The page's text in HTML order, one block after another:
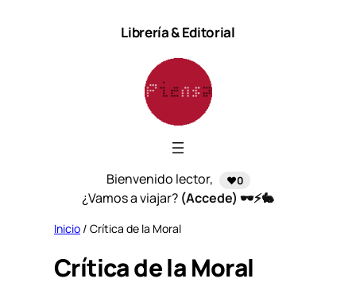
Librería & Editorial
Bienvenido lector, ❤️0
¿Vamos a viajar? (Accede) 🕶️⚡🐇
Inicio / Crítica de la Moral
Crítica de la Moral